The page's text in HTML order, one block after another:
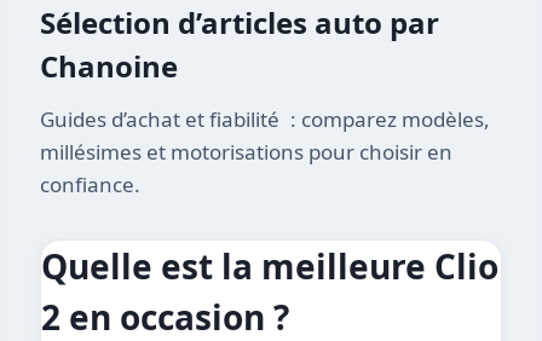
Sélection d’articles auto par
Chanoine
Guides d’achat et fiabilité : comparez modèles,
millésimes et motorisations pour choisir en
confiance.
Quelle est la meilleure Clio
2 en occasion ?